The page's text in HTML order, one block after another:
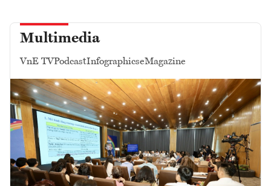
Multimedia
VnE TVPodcastInfographicseMagazine